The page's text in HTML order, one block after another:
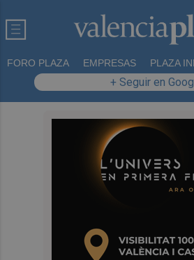
FORO PLAZA EMPRESAS PLAZA
+ Seguir en